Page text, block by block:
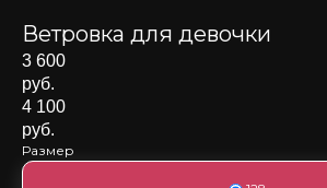
Ветровка для девочки
3 600
руб.
4 100
руб.
Размер